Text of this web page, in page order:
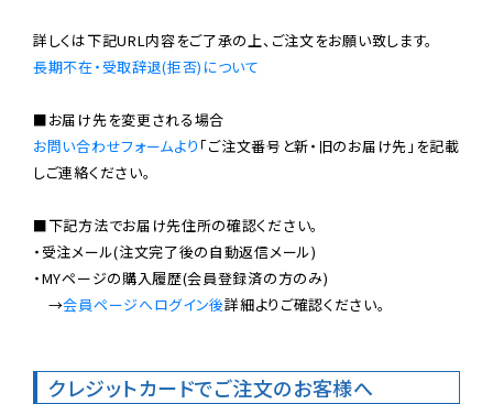
長期不在・受取辞退(拒否)について
お問い合わせフォームより 「ご注文番号と新・旧のお届け先」を記載
しご連絡ください。
■下記方法でお届け先住所の確認ください。
・受注メール(注文完了後の自動返信メール)
・MYページの購入履歴(会員登録済の方のみ)
→会員ページへログイン後詳細よりご確認ください。
クレジットカードでご注文のお客様へ